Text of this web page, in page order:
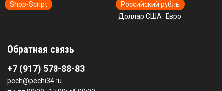
Shop-Script
Российский рубль
Доллар США
Евро
Обратная связь
+7 (917) 578-88-83
pech@pechi34.ru